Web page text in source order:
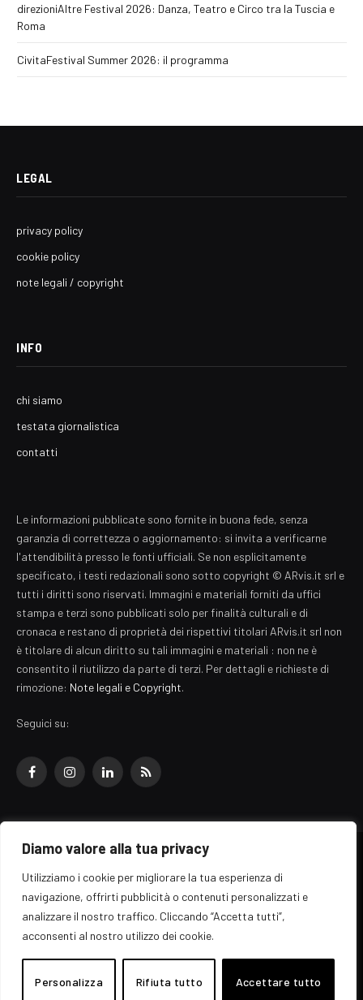
Diamo valore alla tua privacy
Utilizziamo i cookie per migliorare la tua esperienza di
navigazione, offrirti pubblicità o contenuti personalizzati e
analizzare il nostro traffico. Cliccando “Accetta tutti”,
acconsenti al nostro utilizzo dei cookie.
Personalizza Rifiuta tutto Accettare tutto
direzioniAltre Festival 2026: Danza, Teatro e Circo tra la Tuscia e
Roma
CivitaFestival Summer 2026: il programma
LEGAL
privacy policy
cookie policy
note legali / copyright
INFO
chi siamo
testata giornalistica
contatti
Le informazioni pubblicate sono fornite in buona fede, senza
garanzia di correttezza o aggiornamento: si invita a verificarne
l'attendibilità presso le fonti ufficiali. Se non esplicitamente
specificato, i testi redazionali sono sotto copyright © ARvis.it srl e
tutti i diritti sono riservati. Immagini e materiali forniti da uffici
stampa e terzi sono pubblicati solo per finalità culturali e di
cronaca e restano di proprietà dei rispettivi titolari ARvis.it srl non
è titolare di alcun diritto su tali immagini e materiali : non ne è
consentito il riutilizzo da parte di terzi. Per dettagli e richieste di
rimozione: Note legali e Copyright.
Seguici su:
FacebookInstagramLinkedInRSS
© 2026 EZ Rome Designed by ARvis.it
Il portale EZ Rome e' una testata giornalistica di carattere generalista
registrata al tribunale di Roma - Numero 389/2008
Direttore responsabile: Raffaella Roani - ISSN: 2036-783X
Edito da ARvis.it srl - via Alessandria 88 - 00198 Roma CF/PI/R.I.
Home Informazioni